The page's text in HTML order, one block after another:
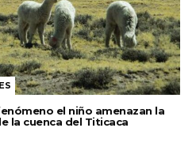
el niño amenazan la
la cuenca del Titicaca